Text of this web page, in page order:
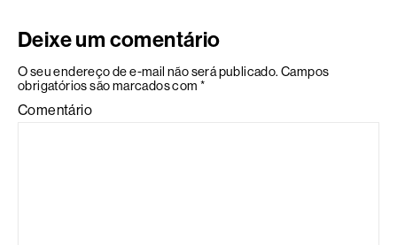
Deixe um comentário
O seu endereço de e-mail não será publicado. Campos
obrigatórios são marcados com *
Comentário